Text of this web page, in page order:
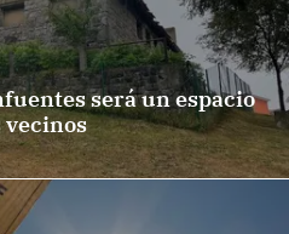
será un espacio
vecinos